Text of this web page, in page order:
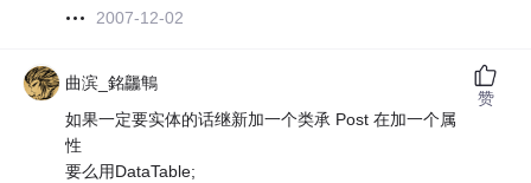
2007-12-02
曲滨_銘龘鶽
如果一定要实体的话继新加一个类承 Post 在加一个属
性
要么用DataTable;
赞